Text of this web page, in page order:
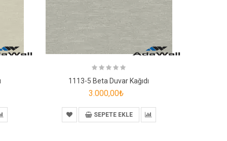
1113-5 Beta Duvar Kağıdı
3.000,00₺
SEPETE EKLE